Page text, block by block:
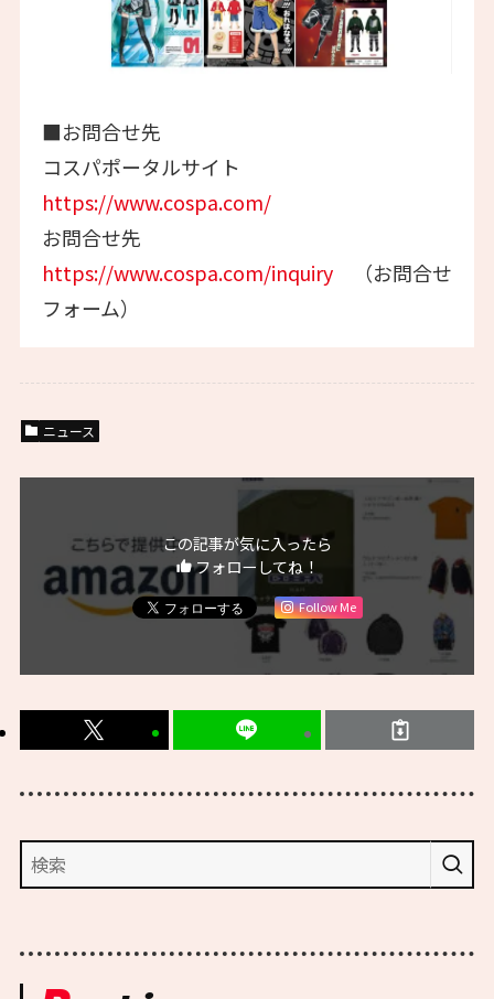
■お問合せ先
コスパポータルサイト
https://www.cospa.com/
お問合せ先
https://www.cospa.com/inquiry（お問合せ
フォーム）
ニュース
この記事が気に入ったら
フォローしてね！
Follow Me